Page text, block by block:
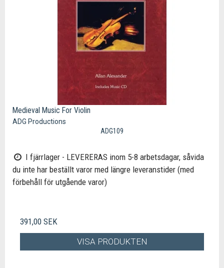
Medieval Music For Violin
ADG Productions
ADG109
I fjärrlager - LEVERERAS inom 5-8 arbetsdagar, såvida
du inte har beställt varor med längre leveranstider (med
förbehåll för utgående varor)
391,00 SEK
VISA PRODUKTEN